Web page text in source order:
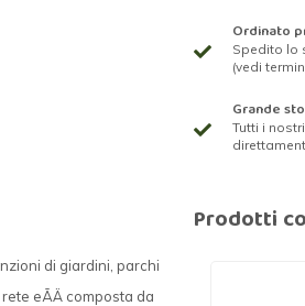
Ordinato
Spedito lo
(vedi
Grande
Tutti i
di giardini, parchi
eÃÄ composta da
Prodotti